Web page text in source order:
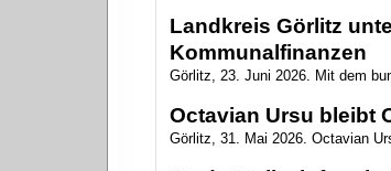
Landkreis Görlitz
Kommunalfinanzen
Görlitz, 23. Juni 2026. Mit dem
Octavian Ursu bleibt
Görlitz, 31. Mai 2026. Octavian